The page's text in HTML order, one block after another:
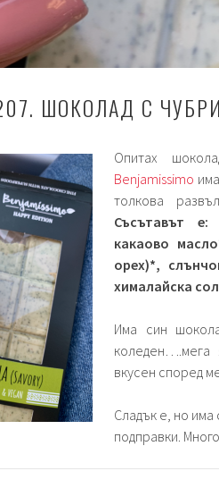
ШОКОЛАД С
Опитах
Benjamissimo
толкова
Съсътавът
какаово
орех)*,
хималайска
Има син
вкусен според
Сладък е, но има
подправки.